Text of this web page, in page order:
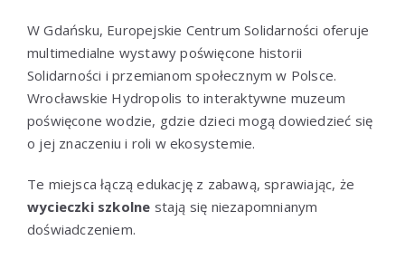
W Gdańsku, Europejskie Centrum Solidarności oferuje
multimedialne wystawy poświęcone historii
Solidarności i przemianom społecznym w Polsce.
Wrocławskie Hydropolis to interaktywne muzeum
poświęcone wodzie, gdzie dzieci mogą dowiedzieć się
o jej znaczeniu i roli w ekosystemie.
Te miejsca łączą edukację z zabawą, sprawiając, że
wycieczki szkolne stają się niezapomnianym
doświadczeniem.